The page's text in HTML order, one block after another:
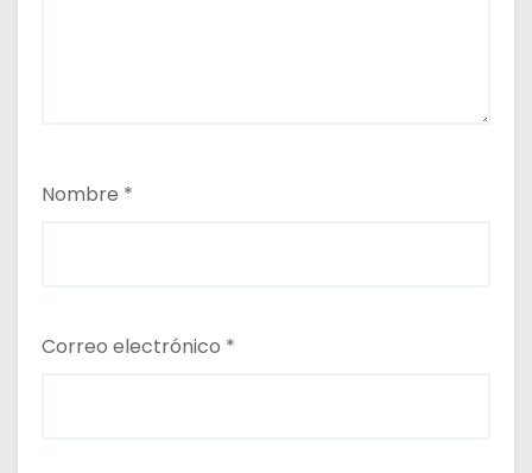
Nombre *
Correo electrónico *